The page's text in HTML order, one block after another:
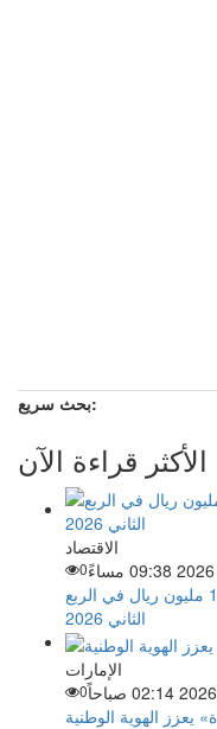
بحث سريع:
الأكثر قراءة الآن
الاقتصاد
0
أرباح البابطين السعودية ترتفع إلى 151.6 مليون ريال في الربع
الثاني 2026
الإمارات
0
يعزز الهوية الوطنية